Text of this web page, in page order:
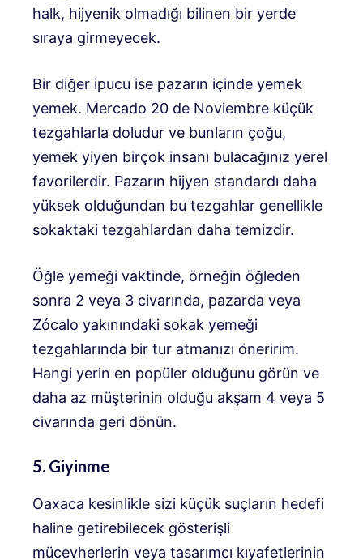
halk, hijyenik olmadığı bilinen bir yerde
sıraya girmeyecek.
Bir diğer ipucu ise pazarın içinde yemek
yemek. Mercado 20 de Noviembre küçük
tezgahlarla doludur ve bunların çoğu,
yemek yiyen birçok insanı bulacağınız yerel
favorilerdir. Pazarın hijyen standardı daha
yüksek olduğundan bu tezgahlar genellikle
sokaktaki tezgahlardan daha temizdir.
Öğle yemeği vaktinde, örneğin öğleden
sonra 2 veya 3 civarında, pazarda veya
Zócalo yakınındaki sokak yemeği
tezgahlarında bir tur atmanızı öneririm.
Hangi yerin en popüler olduğunu görün ve
daha az müşterinin olduğu akşam 4 veya 5
civarında geri dönün.
5. Giyinme
Oaxaca kesinlikle sizi küçük suçların hedefi
haline getirebilecek gösterişli
mücevherlerin veya tasarımcı kıyafetlerinin